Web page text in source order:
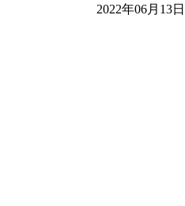
2022年06月13日